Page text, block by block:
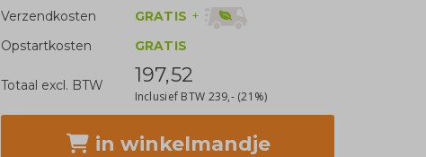
Verzendkosten
GRATIS +
Opstartkosten
GRATIS
Totaal excl. BTW 197,52
Inclusief BTW 239,- (21%)
in winkelmandje